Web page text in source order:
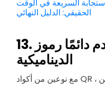
السريعة في الوقت
الحقيقي: الدليل النهائي
13. استخدم دائمًا رموز QR
الديناميكية